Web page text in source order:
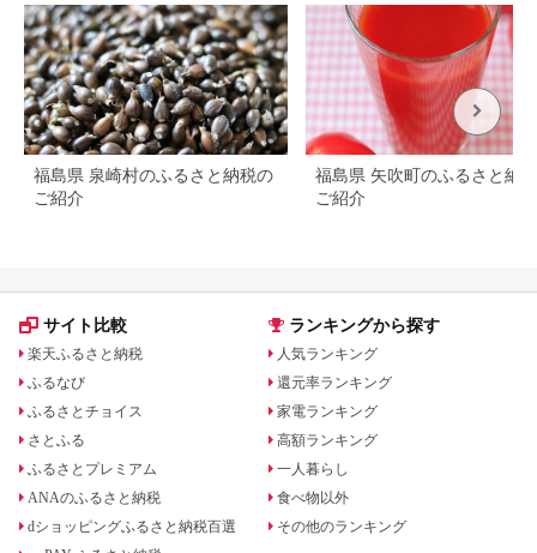
福島県 泉崎村のふるさと納税の
ご紹介
福島県 矢吹町のふるさと納
ご紹介
サイト比較
楽天ふるさと納税
ふるなび
ふるさとチョイス
さとふる
ふるさとプレミアム
ANAのふるさと納税
dショッピングふるさと納税百選
ランキングから探す
人気ランキング
還元率ランキング
家電ランキング
高額ランキング
一人暮らし
食べ物以外
その他のランキング